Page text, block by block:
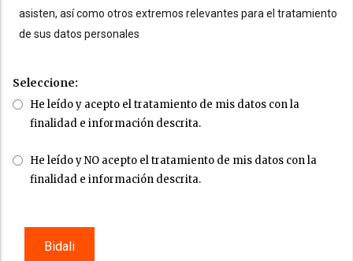
asisten, así como otros extremos relevantes para el tratamiento
de sus datos personales
Seleccione:
He leído y acepto el tratamiento de mis datos con la
finalidad e información descrita.
He leído y NO acepto el tratamiento de mis datos con la
finalidad e información descrita.